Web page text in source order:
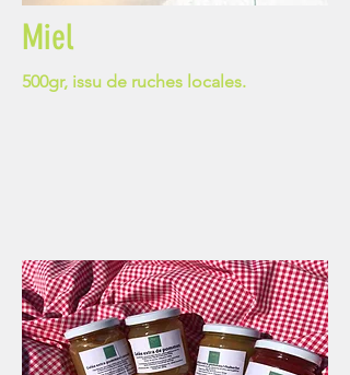
Miel
500gr, issu de ruches locales.